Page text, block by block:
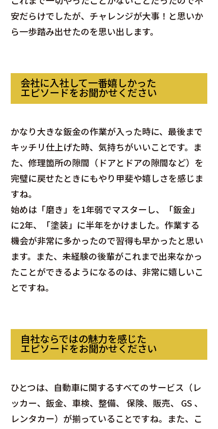
安だらけでしたが、チャレンジが大事！と思いか
ら一歩踏み出せたのを思い出します。
会社に入社して一番嬉しかった
エピソードをお聞かせください
かなり大きな鈑金の作業が入った時に、最後まで
キッチリ仕上げた時、気持ちがいいことです。ま
た、修理箇所の隙間（ドアとドアの隙間など）を
完璧に戻せたときにもやり甲斐や嬉しさを感じま
すね。
始めは「磨き」を1年弱でマスターし、「鈑金」
に2年、「塗装」に半年をかけました。作業する
機会が非常に多かったので習得も早かったと思い
ます。また、未経験の後輩がこれまで出来なかっ
たことができるようになるのは、非常に嬉しいこ
とですね。
自社ならではの魅力を感じた
エピソードをお聞かせください
ひとつは、自動車に関するすべてのサービス（レ
ッカー、鈑金、車検、整備、 保険、販売、 GS 、
レンタカー）が揃っていることですね。また、こ